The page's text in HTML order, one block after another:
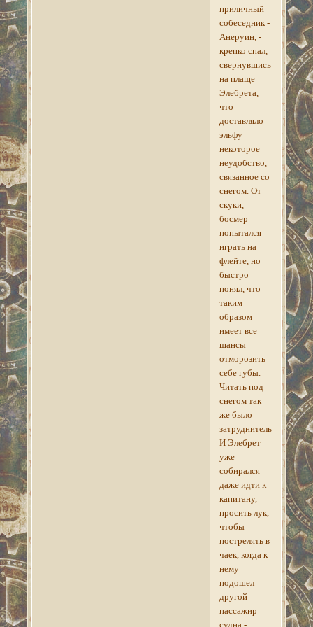
приличный
собеседник -
Анеруин, -
крепко спал,
свернувшись
на плаще
Элебрета,
что
доставляло
эльфу
некоторое
неудобство,
связанное со
снегом. От
скуки,
босмер
попытался
играть на
флейте, но
быстро
понял, что
таким
образом
имеет все
шансы
отморозить
себе губы.
Читать под
снегом так
же было
затруднительно.
И Элебрет
уже
собирался
даже идти к
капитану,
просить лук,
чтобы
пострелять в
чаек, когда к
нему
подошел
другой
пассажир
судна -